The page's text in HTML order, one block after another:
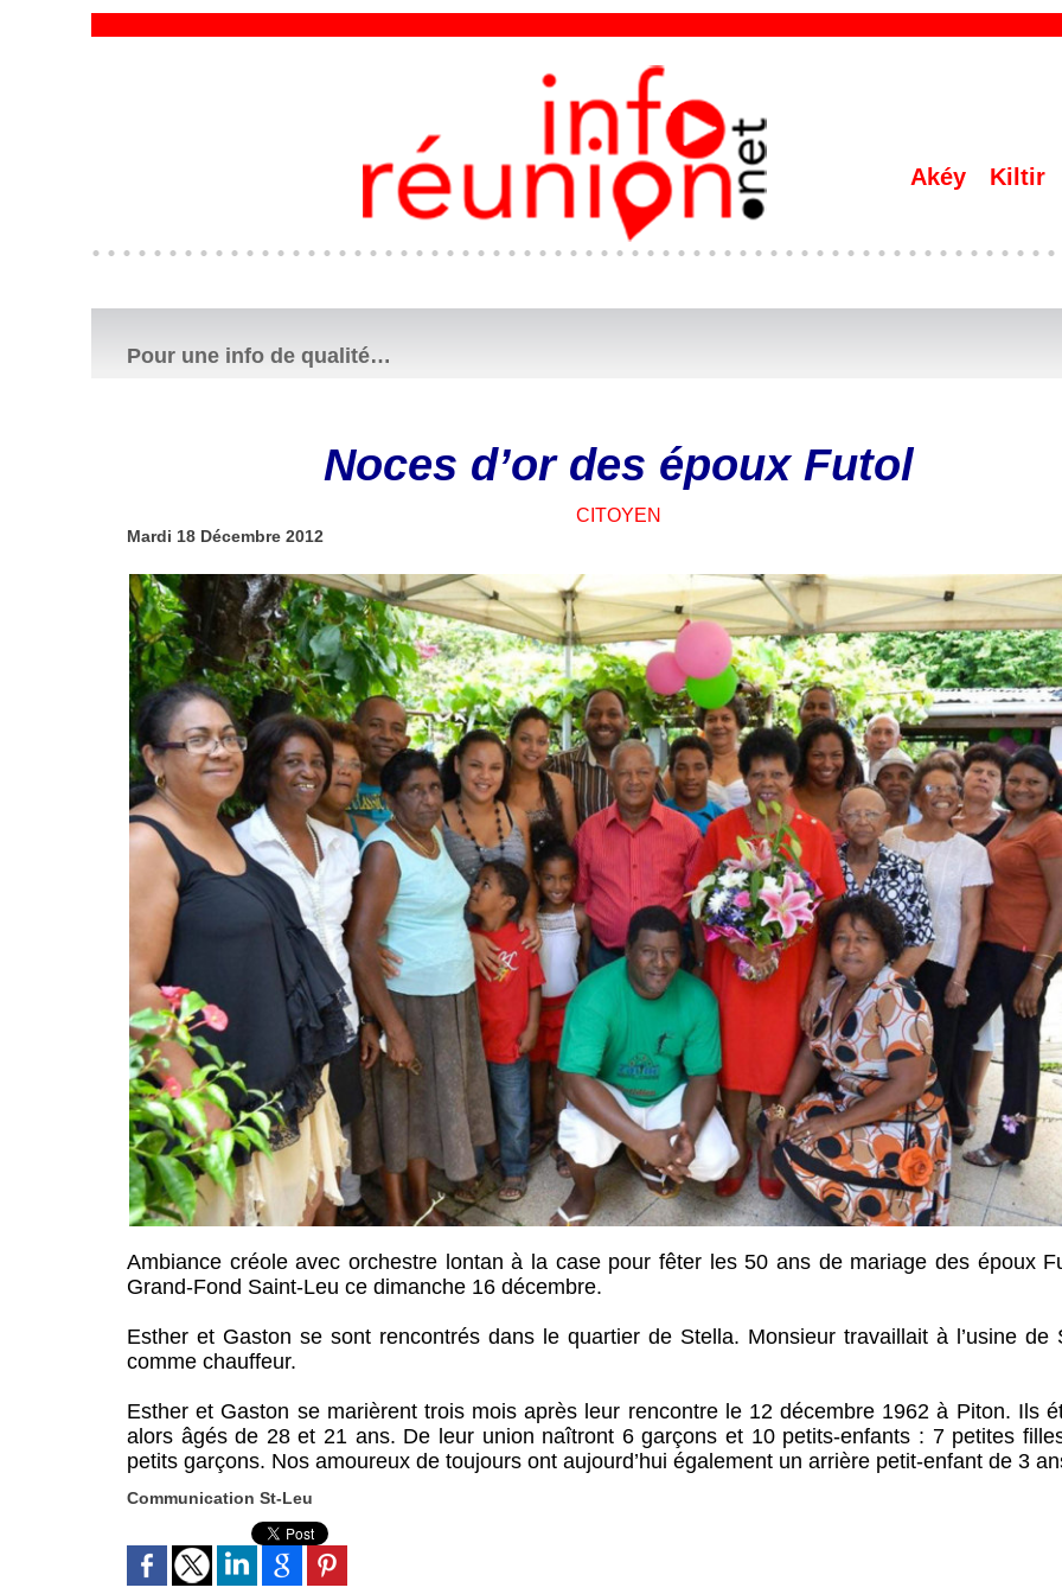
Akéy Kiltir
Pour une info de qualité…
Noces d’or des époux Futol
CITOYEN
Mardi 18 Décembre 2012
Ambiance créole avec orchestre lontan à la case pour fêter les 50 ans de mariage des époux
Grand-Fond Saint-Leu ce dimanche 16 décembre.
Esther et Gaston se sont rencontrés dans le quartier de Stella. Monsieur travaillait à l’usine de
comme chauffeur.
Esther et Gaston se marièrent trois mois après leur rencontre le 12 décembre 1962 à Piton. Ils
alors âgés de 28 et 21 ans. De leur union naîtront 6 garçons et 10 petits-enfants : 7 petites
petits garçons. Nos amoureux de toujours ont aujourd’hui également un arrière petit-enfant de 3
Communication St-Leu